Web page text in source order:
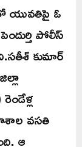
యువతిపై ఓ
పోలీస్
కుమార్
వసతి
ఆ